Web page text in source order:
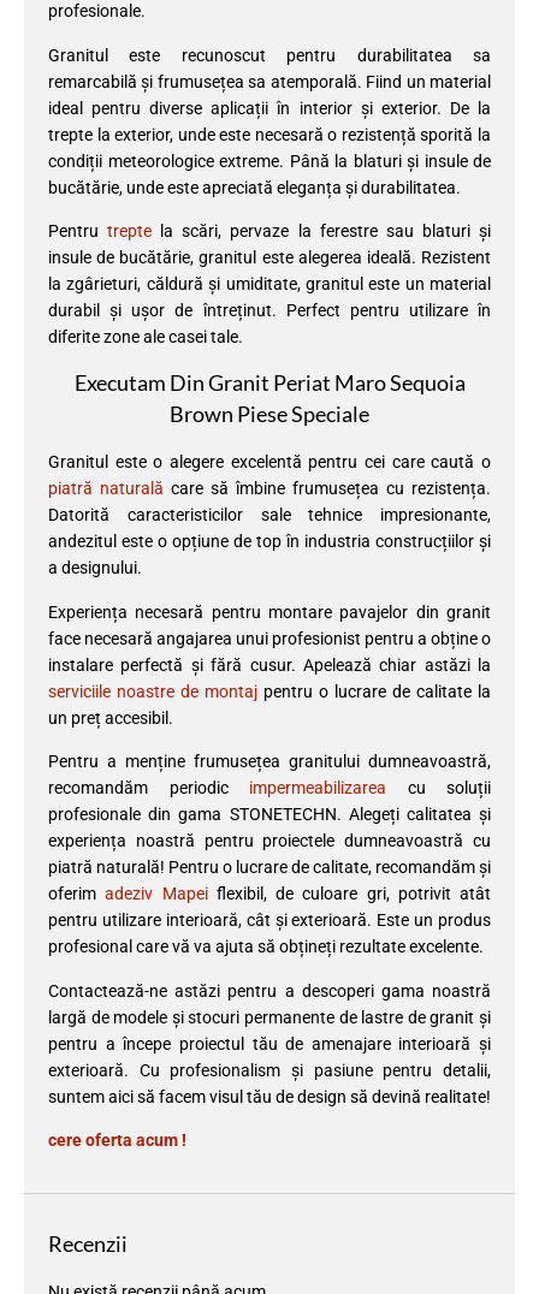
profesionale.
Granitul este recunoscut pentru durabilitatea sa
remarcabilă și frumusețea sa atemporală. Fiind un material
ideal pentru diverse aplicații în interior și exterior. De la
trepte la exterior, unde este necesară o rezistență sporită la
condiții meteorologice extreme. Până la blaturi și insule de
bucătărie, unde este apreciată eleganța și durabilitatea.
Pentrutrepte la scări, pervaze la ferestre sau blaturi și
insule de bucătărie, granitul este alegerea ideală. Rezistent
la zgârieturi, căldură și umiditate, granitul este un material
durabil și ușor de întreținut. Perfect pentru utilizare în
diferite zone ale casei tale.
Executam Din Granit Periat Maro Sequoia
Brown Piese Speciale
Granitul este o alegere excelentă pentru cei care caută o
piatră naturală care să îmbine frumusețea cu rezistența.
Datorită caracteristicilor sale tehnice impresionante,
andezitul este o opțiune de top în industria construcțiilor și
a designului.
Experiența necesară pentru montare pavajelor din granit
face necesară angajarea unui profesionist pentru a obține o
instalare perfectă și fără cusur. Apelează chiar astăzi la
serviciile noastre de montaj pentru o lucrare de calitate la
un preț accesibil.
Pentru a menține frumusețea granitului dumneavoastră,
recomandăm periodic impermeabilizarea cu soluții
profesionale din gama STONETECHN. Alegeți calitatea și
experiența noastră pentru proiectele dumneavoastră cu
piatră naturală! Pentru o lucrare de calitate, recomandăm și
oferimadeziv Mapeiflexibil, de culoare gri, potrivit atât
pentru utilizare interioară, cât și exterioară. Este un produs
profesional care vă va ajuta să obțineți rezultate excelente.
Contactează-ne astăzi pentru a descoperi gama noastră
largă de modele și stocuri permanente de lastre de granit și
pentru a începe proiectul tău de amenajare interioară și
exterioară. Cu profesionalism și pasiune pentru detalii,
suntem aici să facem visul tău de design să devină realitate!
cere oferta acum !
Recenzii